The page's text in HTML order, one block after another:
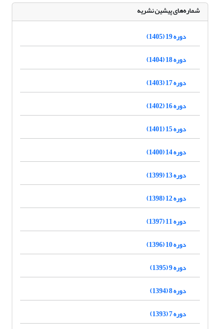
شماره‌های پیشین نشریه
دوره 19 (1405)
دوره 18 (1404)
دوره 17 (1403)
دوره 16 (1402)
دوره 15 (1401)
دوره 14 (1400)
دوره 13 (1399)
دوره 12 (1398)
دوره 11 (1397)
دوره 10 (1396)
دوره 9 (1395)
دوره 8 (1394)
دوره 7 (1393)